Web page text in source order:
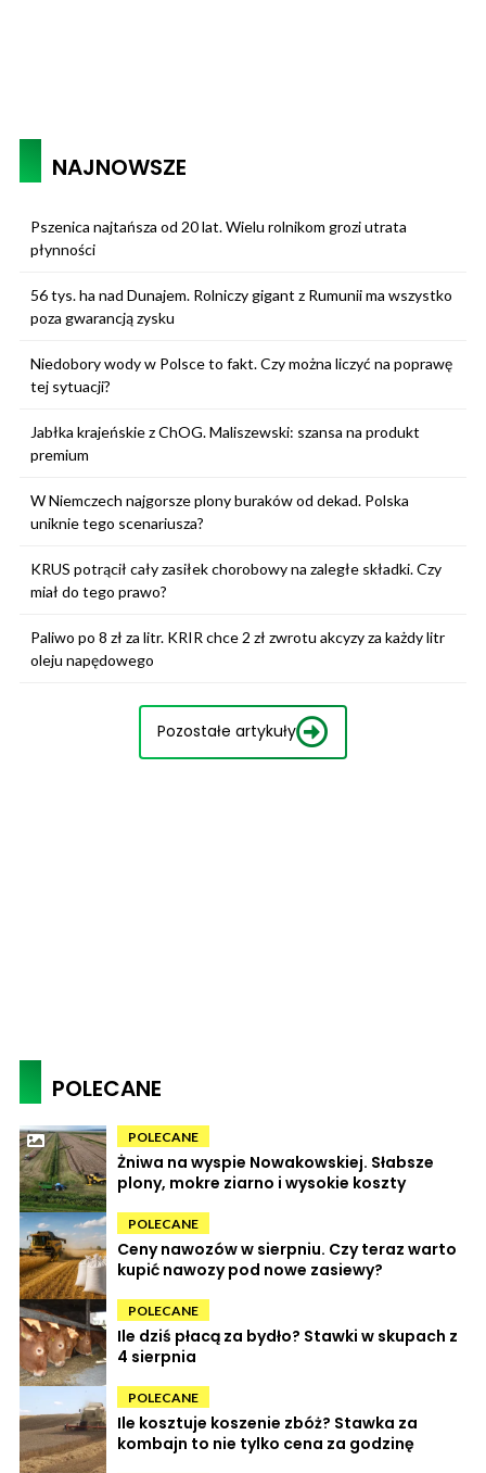
NAJNOWSZE
Pszenica najtańsza od 20 lat. Wielu rolnikom grozi utrata
płynności
56 tys. ha nad Dunajem. Rolniczy gigant z Rumunii ma wszystko
poza gwarancją zysku
Niedobory wody w Polsce to fakt. Czy można liczyć na poprawę
tej sytuacji?
Jabłka krajeńskie z ChOG. Maliszewski: szansa na produkt
premium
W Niemczech najgorsze plony buraków od dekad. Polska
uniknie tego scenariusza?
KRUS potrącił cały zasiłek chorobowy na zaległe składki. Czy
miał do tego prawo?
Paliwo po 8 zł za litr. KRIR chce 2 zł zwrotu akcyzy za każdy litr
oleju napędowego
Pozostałe artykuły
POLECANE
POLECANE
Żniwa na wyspie Nowakowskiej. Słabsze
plony, mokre ziarno i wysokie koszty
POLECANE
Ceny nawozów w sierpniu. Czy teraz warto
kupić nawozy pod nowe zasiewy?
POLECANE
Ile dziś płacą za bydło? Stawki w skupach z
4 sierpnia
POLECANE
Ile kosztuje koszenie zbóż? Stawka za
kombajn to nie tylko cena za godzinę